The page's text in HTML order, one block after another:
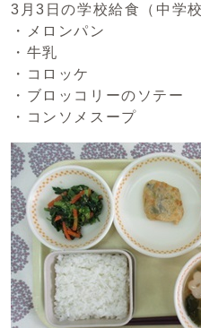
3月3日の学校給食（中学校
・メロンパン
・牛乳
・コロッケ
・ブロッコリーのソテー
・コンソメスープ